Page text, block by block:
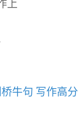
上
牛句 写作高